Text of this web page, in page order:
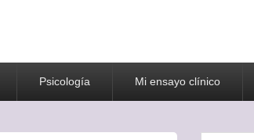
Psicología Mi ensayo clínico